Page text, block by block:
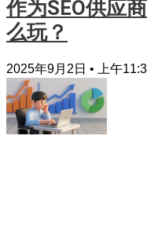
作为SEO供应
么玩？
2025年9月2日 上午